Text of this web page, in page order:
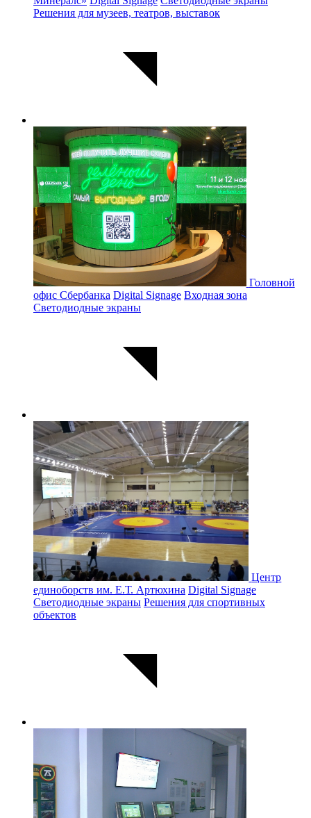
Решения для музеев, театров, выставок
Головной
офис Сбербанка Digital Signage Входная зона
Светодиодные экраны
Центр
единоборств им. Е.Т. Артюхина Digital Signage
Светодиодные экраны Решения для спортивных
объектов